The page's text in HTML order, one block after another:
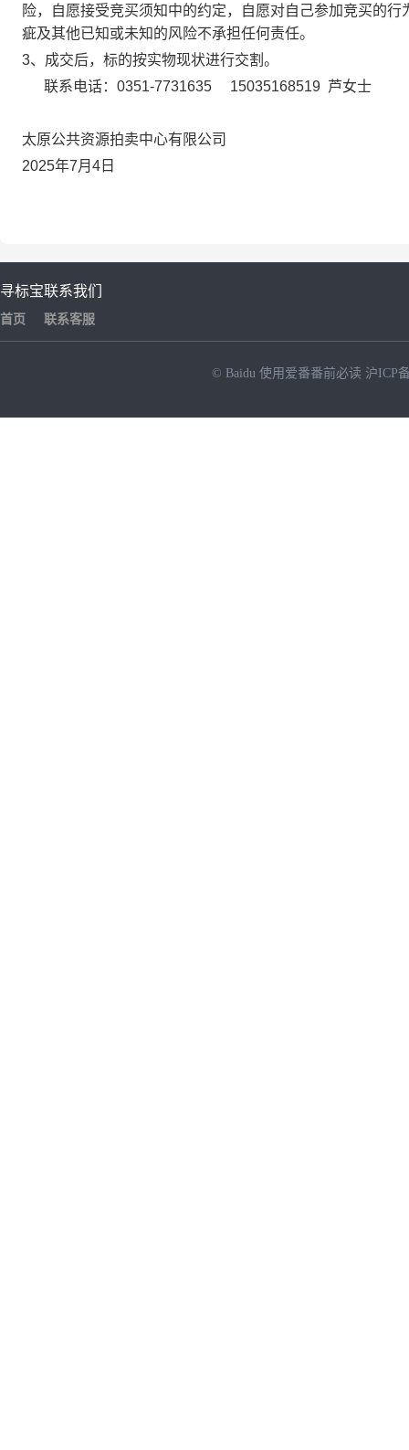
险，自愿接受竞买须知中的约定， 自愿对自己参加竞买的行
疵及其他已知或未知的风险不承担任何责任。
3、成交后，标的按实物现状进行交割。
联系电话：0351-7731635 15035168519 芦女士
太原公共资源拍卖中心有限公司
2025年7月 4 日
寻标宝
首页
联系我们
联系客服
© Baidu 使用爱番番前必读 沪ICP